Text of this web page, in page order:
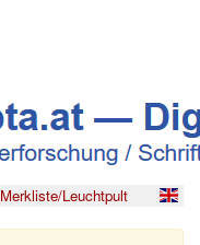
Merkliste/Leuchtpult